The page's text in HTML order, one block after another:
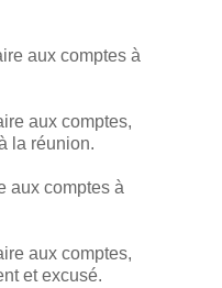
aux comptes à
aux comptes,
la réunion.
aux comptes à
aux comptes,
et excusé.